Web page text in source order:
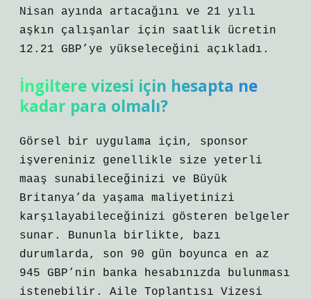
Nisan ayında artacağını ve 21 yılı
aşkın çalışanlar için saatlik ücretin
12.21 GBP’ye yükseleceğini açıkladı.
İngiltere vizesi için hesapta ne
kadar para olmalı?
Görsel bir uygulama için, sponsor
işvereniniz genellikle size yeterli
maaş sunabileceğinizi ve Büyük
Britanya’da yaşama maliyetinizi
karşılayabileceğinizi gösteren belgeler
sunar. Bununla birlikte, bazı
durumlarda, son 90 gün boyunca en az
945 GBP’nin banka hesabınızda bulunması
istenebilir. Aile Toplantısı Vizesi